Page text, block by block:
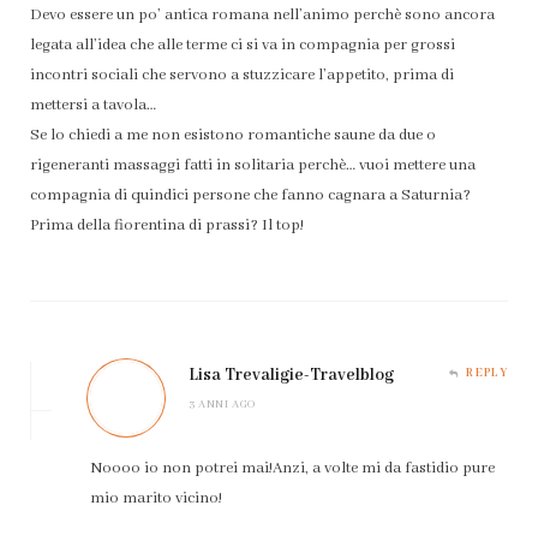
Devo essere un po’ antica romana nell’animo perchè sono ancora
legata all’idea che alle terme ci si va in compagnia per grossi
incontri sociali che servono a stuzzicare l’appetito, prima di
mettersi a tavola…
Se lo chiedi a me non esistono romantiche saune da due o
rigeneranti massaggi fatti in solitaria perchè… vuoi mettere una
compagnia di quindici persone che fanno cagnara a Saturnia?
Prima della fiorentina di prassi? Il top!
Lisa Trevaligie-Travelblog
3 ANNI AGO
REPLY
Noooo io non potrei mai!Anzi, a volte mi da fastidio pure
mio marito vicino!